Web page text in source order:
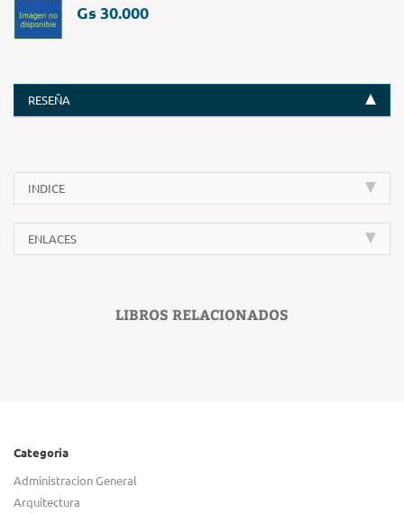
Gs 30.000
RESEÑA
INDICE
ENLACES
LIBROS RELACIONADOS
Categoria
Administracion General
Arquitectura